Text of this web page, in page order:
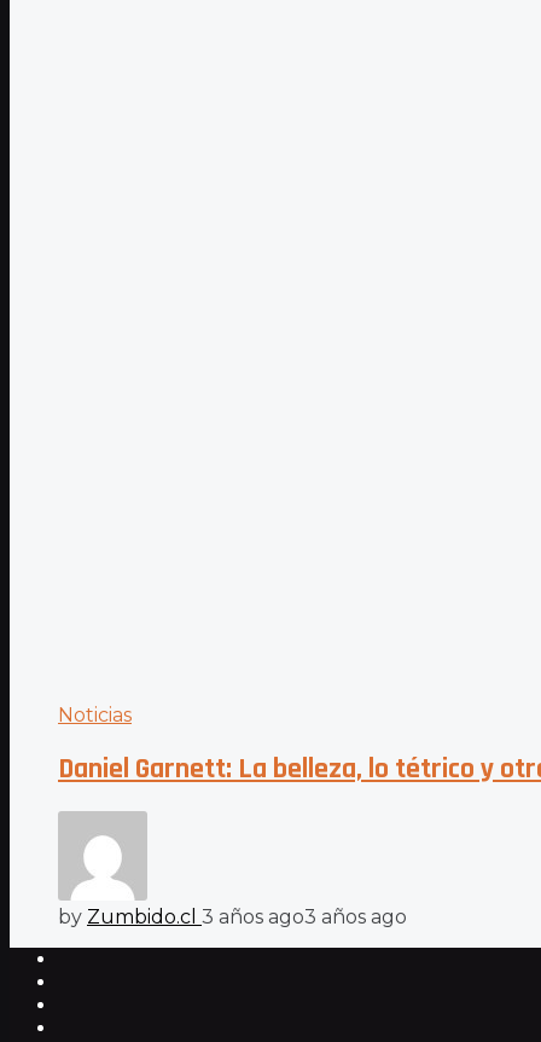
Noticias
Daniel Garnett: La belleza, lo tétrico y
by Zumbido.cl 3 años ago3 años ago